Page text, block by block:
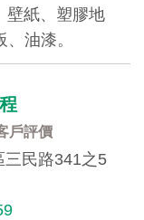
壁紙、塑膠地
油漆。
戶評價
民路341之5